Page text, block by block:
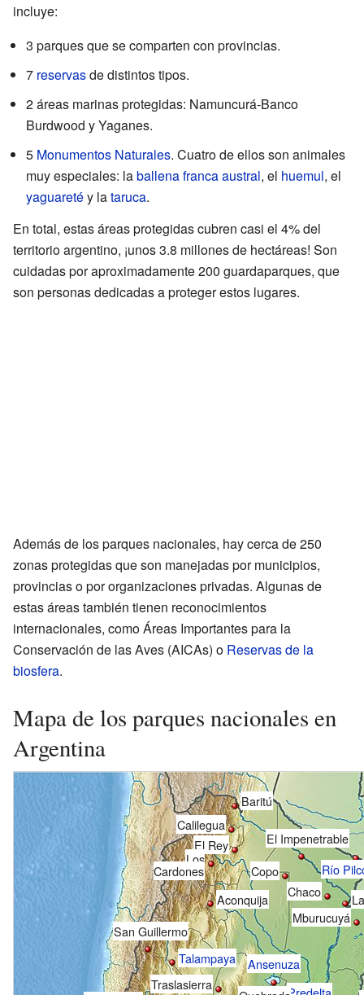
incluye:
3 parques que se comparten con provincias.
7 reservasde distintos tipos.
2 áreas marinas protegidas: Namuncurá-Banco
Burdwood y Yaganes.
5 Monumentos Naturales. Cuatro de ellos son animales
muy especiales: laballena franca austral, el huemul, el
yaguaretéy lataruca.
En total, estas áreas protegidas cubren casi el 4% del
territorio argentino, ¡unos 3.8 millones de hectáreas! Son
cuidadas por aproximadamente 200 guardaparques, que
son personas dedicadas a proteger estos lugares.
Además de los parques nacionales, hay cerca de 250
zonas protegidas que son manejadas por municipios,
provincias o por organizaciones privadas. Algunas de
estas áreas también tienen reconocimientos
internacionales, como Áreas Importantes para la
Conservación de las Aves (AICAs) o Reservas de la
biosfera.
Mapa de los parques nacionales en
Argentina
Aconquija
Ansenuza
Baritú
Calilegua
Chaco
Copo
El Impenetrable
El Rey
Los
Cardones
Mburucuyá
Traslasierra
Río
San Guillermo
Talampaya